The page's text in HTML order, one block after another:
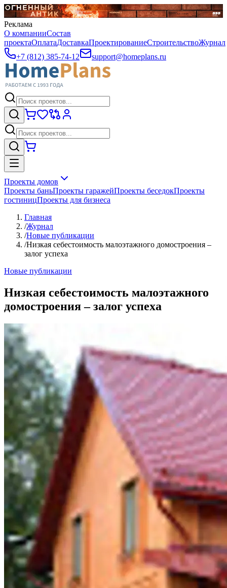
Реклама
О компанииСостав
проектаОплатаДоставкаПроектированиеСтроительствоЖурнал
+7 (812) 385-74-12
support@homeplans.ru
Проекты домов
Проекты баньПроекты гаражейПроекты беседокПроекты
гостиницПроекты для бизнеса
Главная
/Журнал
/Новые публикации
/Низкая себестоимость малоэтажного домостроения –
залог успеха
Новые публикации
Низкая себестоимость малоэтажного
домостроения – залог успеха